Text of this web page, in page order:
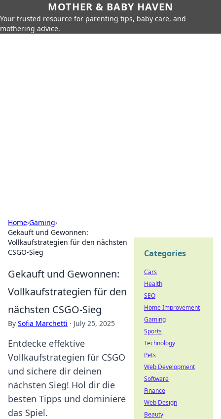
MOTHER & BABY HAVEN
Your trusted resource for parenting tips, baby care, and
mothering advice.
Home›Gaming›
Gekauft und Gewonnen:
Vollkaufstrategien für den nächsten
CSGO-Sieg
Gekauft und Gewonnen:
Vollkaufstrategien für den
nächsten CSGO-Sieg
By Sofia Marchetti · July 25, 2025
Entdecke effektive
Vollkaufstrategien für CSGO
und sichere dir deinen
nächsten Sieg! Hol dir die
besten Tipps und dominiere
das Spiel.
Categories
Cars
Health
SEO
Home Improvement
Gaming
Sports
Technology
Pets
Web Development
Software
Finance
Web Design
Beauty